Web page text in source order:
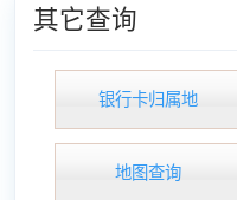
其它查询
银行卡归属地
地图查询